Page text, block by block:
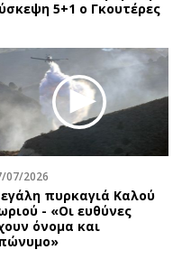
Πωλούνται
Ζητούν εργασία
Θέσεις εργασίας
Νέα
Κινητά-tablets
Social
Αυτοκίνηση
5+1 ο Γκουτέρες
07/2026
πυρκαγιά Καλού
- «Οι ευθύνες
όνομα και